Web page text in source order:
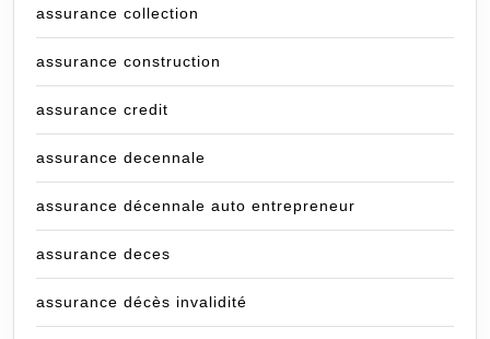
assurance collection
assurance construction
assurance credit
assurance decennale
assurance décennale auto entrepreneur
assurance deces
assurance décès invalidité